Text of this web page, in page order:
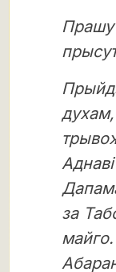
Прашу
духам,
за
майго.